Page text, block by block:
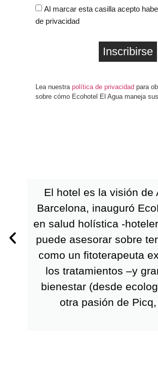
Al marcar esta casilla acepto
de privacidad
Inscribirse
Lea nuestra política de privacidad para
sobre cómo Ecohotel El Agua maneja
El hotel es la visión de
Barcelona, ​​inauguró
en salud holística -
puede asesorar sobre
como un fitoterapeuta
los tratamientos –y
bienestar (desde
otra pasión de